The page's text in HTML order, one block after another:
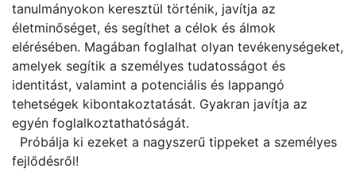
tanulmányokon keresztül történik, javítja az
életminőséget, és segíthet a célok és álmok
elérésében. Magában foglalhat olyan tevékenységeket,
amelyek segítik a személyes tudatosságot és
identitást, valamint a potenciális és lappangó
tehetségek kibontakoztatását. Gyakran javítja az
egyén foglalkoztathatóságát.
Próbálja ki ezeket a nagyszerű tippeket a személyes
fejlődésről!